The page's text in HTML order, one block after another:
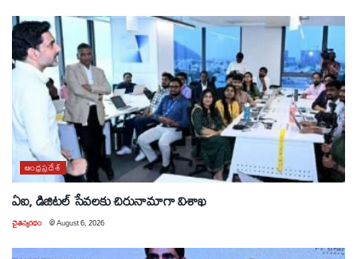
ఆంధ్రప్రదేశ్
ఏఐ, డిజిటల్ సేవలకు చిరునామాగా విశాఖ
చైతన్యరధం @August 6, 2026